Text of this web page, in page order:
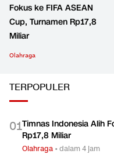
Fokus ke FIFA ASEAN
Cup, Turnamen Rp17,8
Miliar
Olahraga
TERPOPULER
01Timnas Indonesia Alih
Rp17,8 Miliar
Olahraga •dalam 4 jam